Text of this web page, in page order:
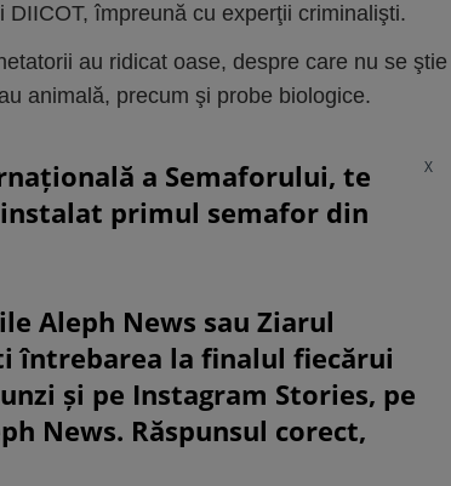
împreună cu experţii criminalişti.
au ridicat oase, despre care nu se ştie
animală, precum şi probe biologice.
X
a Semaforului, te
primul semafor din
Aleph News sau Ziarul
întrebarea la finalul fiecărui
și pe Instagram Stories, pe
News. Răspunsul corect,